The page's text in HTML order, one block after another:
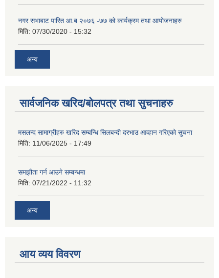
नगर सभाबाट पारित आ.ब २०७६ -७७ को कार्यक्रम तथा आयोजनाहरु
मिति: 07/30/2020 - 15:32
अन्य
सार्वजनिक खरिद/बोलपत्र तथा सुचनाहरु
मसलन्द सामाग्रीहरु खरिद सम्बन्धि सिलबन्दी दरभाउ आव्हान गरिएको सुचना
मिति: 11/06/2025 - 17:49
समझौता गर्न आउने सम्बन्धमा
मिति: 07/21/2022 - 11:32
अन्य
आय व्यय विवरण